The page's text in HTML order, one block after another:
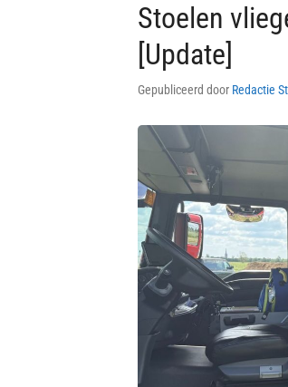
Stoelen
[Update]
Gepubliceerd door Redactie